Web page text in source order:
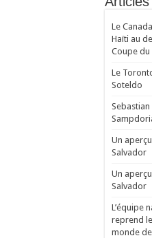
Le
Haïti au
Coupe du
Le
Soteldo
Un
Salvador
Un
Salvador
L’équipe
reprend
monde de